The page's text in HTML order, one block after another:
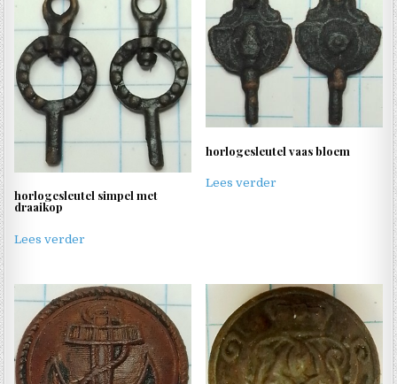
horlogesleutel simpel met
draaikop
Lees verder
horlogesleutel vaas bloem
Lees verder